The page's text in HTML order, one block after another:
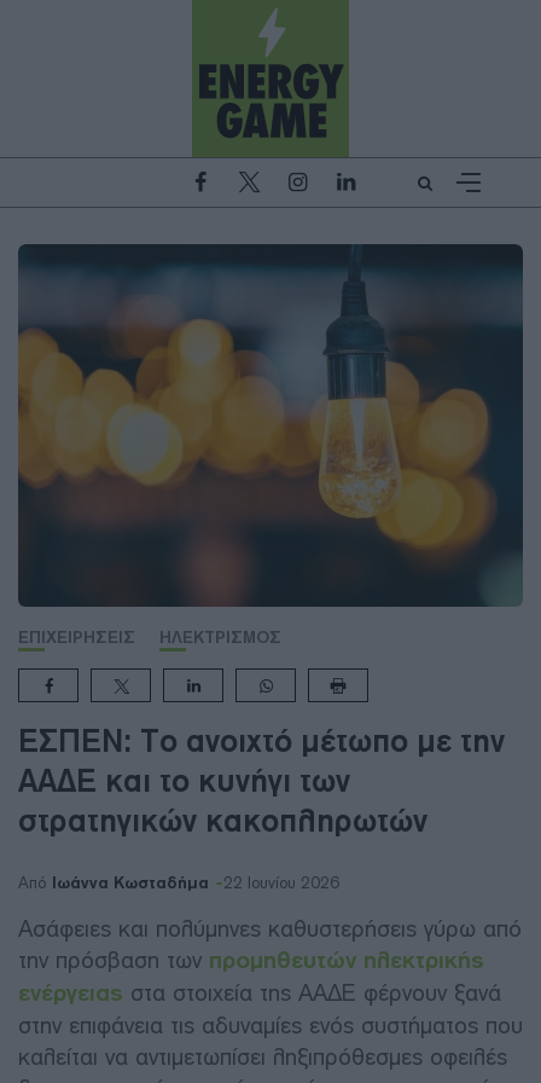
ΕΠΙΧΕΙΡΗΣΕΙΣ ΗΛΕΚΤΡΙΣΜΟΣ
ΕΣΠΕΝ: Το ανοιχτό μέτωπο με την
ΑΑΔΕ και το κυνήγι των
στρατηγικών κακοπληρωτών
Από Ιωάννα Κωσταδήμα 22 Ιουνίου 2026
Ασάφειες και πολύμηνες καθυστερήσεις γύρω από
την πρόσβαση των προμηθευτών ηλεκτρικής
ενέργειας στα στοιχεία της ΑΑΔΕ φέρνουν ξανά
στην επιφάνεια τις αδυναμίες ενός συστήματος που
καλείται να αντιμετωπίσει ληξιπρόθεσμες οφειλές